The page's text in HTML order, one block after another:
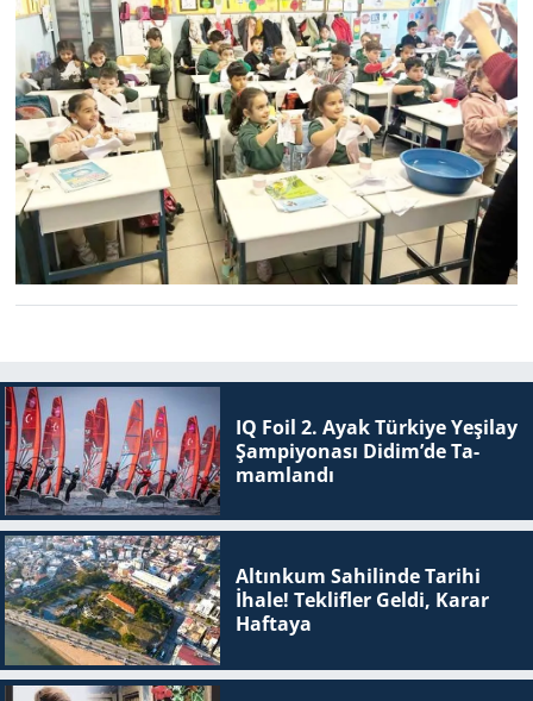
IQ Foil 2. Ayak Tür­ki­ye Ye­şi­lay
Şam­pi­yo­na­sı Didim’de Ta­
mam­lan­dı
Altınkum Sahilinde Tarihi
İhale! Teklifler Geldi, Karar
Haftaya